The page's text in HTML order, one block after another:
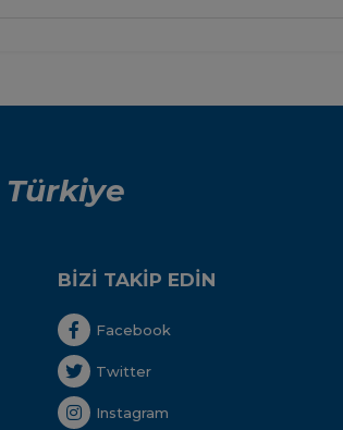
BİZİ TAKİP EDİN
Facebook
Twitter
Instagram